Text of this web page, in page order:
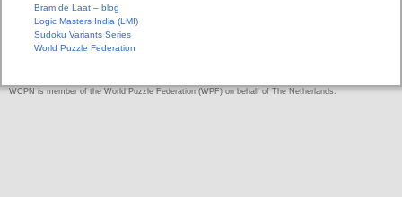
Bram de Laat – blog
Logic Masters India (LMI)
Sudoku Variants Series
World Puzzle Federation
WCPN is member of the World Puzzle Federation (WPF) on behalf of The Netherlands.